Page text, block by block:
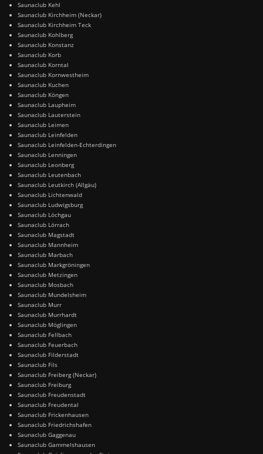
Saunaclub Kehl
Saunaclub Kirchheim (Neckar)
Saunaclub Kirchheim Teck
Saunaclub Kohlberg
Saunaclub Konstanz
Saunaclub Korb
Saunaclub Korntal
Saunaclub Kornwestheim
Saunaclub Kuchen
Saunaclub Köngen
Saunaclub Laupheim
Saunaclub Lauterstein
Saunaclub Leimen
Saunaclub Leinfelden
Saunaclub Leinfelden-Echterdingen
Saunaclub Lenningen
Saunaclub Leonberg
Saunaclub Leutenbach
Saunaclub Leutkirch (Allgäu)
Saunaclub Lichtenwald
Saunaclub Ludwigsburg
Saunaclub Löchgau
Saunaclub Lörrach
Saunaclub Magstadt
Saunaclub Mannheim
Saunaclub Marbach
Saunaclub Markgröningen
Saunaclub Metzingen
Saunaclub Mosbach
Saunaclub Mundelsheim
Saunaclub Murr
Saunaclub Murrhardt
Saunaclub Möglingen
Saunaclub Fellbach
Saunaclub Feuerbach
Saunaclub Filderstadt
Saunaclub Fils
Saunaclub Freiberg (Neckar)
Saunaclub Freiburg
Saunaclub Freudenstadt
Saunaclub Freudental
Saunaclub Frickenhausen
Saunaclub Friedrichshafen
Saunaclub Gaggenau
Saunaclub Gammelshausen